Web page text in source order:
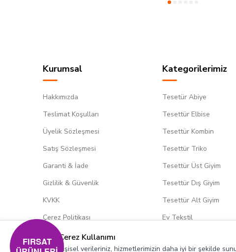
Kurumsal
Hakkımızda
Teslimat Koşulları
Üyelik Sözleşmesi
Satış Sözleşmesi
Garanti & İade
Gizlilik & Güvenlik
KVKK
Çerez Politikası
Kategorilerimiz
Tesetür Abiye
Tesettür Elbise
Tesettür Kombin
Tesettür Triko
Tesettür Üst Giyim
Tesettür Dış Giyim
Tesettür Alt Giyim
Ev Tekstil
Çerez Kullanımı
Kişisel verileriniz, hizmetlerimizin daha iyi bir şekilde
FIRSAT